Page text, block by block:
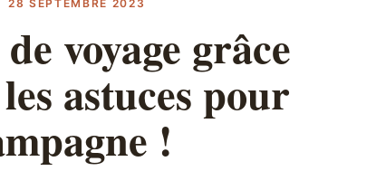
28 SEPTEMBRE 2023
voyage grâce
astuces pour
!